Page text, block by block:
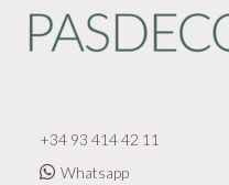
+34 93 414 42 11
Whatsapp